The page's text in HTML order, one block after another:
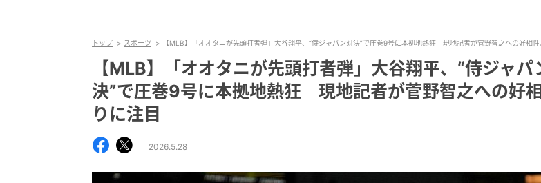
トップ スポーツ 【MLB】「オオタニが先頭打者弾」大谷翔平、“侍ジャパン対決”で圧巻9号に本拠地熱狂 現地記者が菅野智之への好相性
【MLB】「オオタニが先頭打者弾」大谷翔平、“侍ジャパ
決”で圧巻9号に本拠地熱狂 現地記者が菅野智之への好
りに注目
2026.5.28